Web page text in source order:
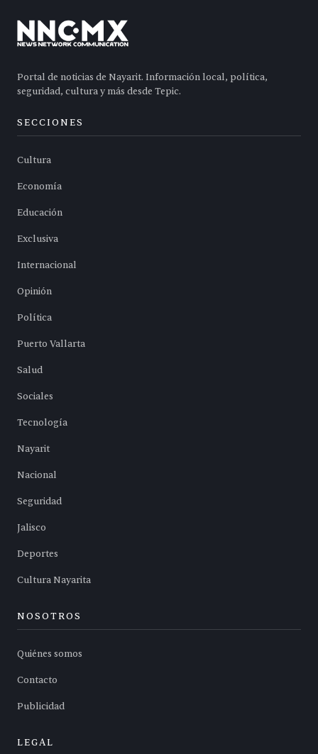
Portal de noticias de Nayarit. Información local, política,
seguridad, cultura y más desde Tepic.
SECCIONES
Cultura
Economía
Educación
Exclusiva
Internacional
Opinión
Política
Puerto Vallarta
Salud
Sociales
Tecnología
Nayarit
Nacional
Seguridad
Jalisco
Deportes
Cultura Nayarita
NOSOTROS
Quiénes somos
Contacto
Publicidad
LEGAL